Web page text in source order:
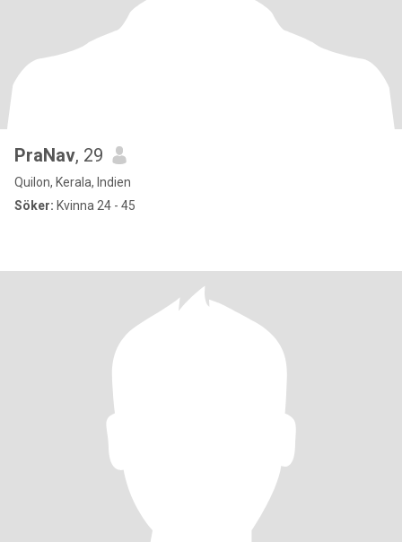
PraNav, 29
Quilon, Kerala, Indien
Söker: Kvinna 24 - 45